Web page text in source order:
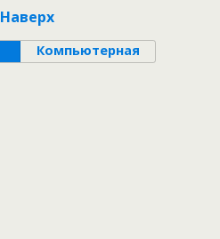
Наверх
Компьютерная